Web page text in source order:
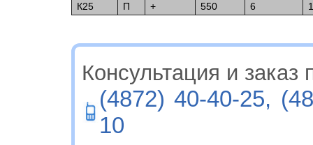
К25
П + 550 6
Консультация и заказ
(4872) 40-40-25,
10